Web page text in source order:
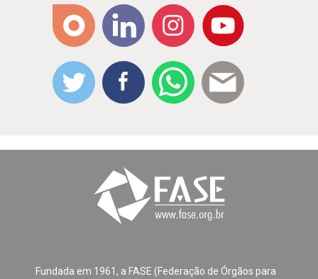
Fundada em 1961, a FASE (Federação de Órgãos para